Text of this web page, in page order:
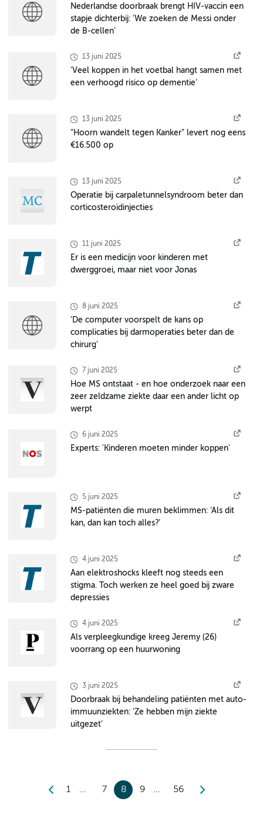
Nederlandse doorbraak brengt HIV-vaccin een
stapje dichterbij: ‘We zoeken de Messi onder
de B-cellen’
13 juni 2025
‘Veel koppen in het voetbal hangt samen met
een verhoogd risico op dementie’
13 juni 2025
“Hoorn wandelt tegen Kanker” levert nog eens
€16.500 op
13 juni 2025
Operatie bij carpaletunnelsyndroom beter dan
corticosteroïdinjecties
11 juni 2025
Er is een medicijn voor kinderen met
dwerggroei, maar niet voor Jonas
8 juni 2025
‘De computer voorspelt de kans op
complicaties bij darmoperaties beter dan de
chirurg’
7 juni 2025
Hoe MS ontstaat - en hoe onderzoek naar een
zeer zeldzame ziekte daar een ander licht op
werpt
6 juni 2025
Experts: 'Kinderen moeten minder koppen'
5 juni 2025
MS-patiënten die muren beklimmen: ‘Als dit
kan, dan kan toch alles?’
4 juni 2025
Aan elektroshocks kleeft nog steeds een
stigma. Toch werken ze heel goed bij zware
depressies
4 juni 2025
Als verpleegkundige kreeg Jeremy (26)
voorrang op een huurwoning
3 juni 2025
Doorbraak bij behandeling patiënten met auto-
immuunziekten: ‘Ze hebben mijn ziekte
uitgezet’
1 7 8 9 56